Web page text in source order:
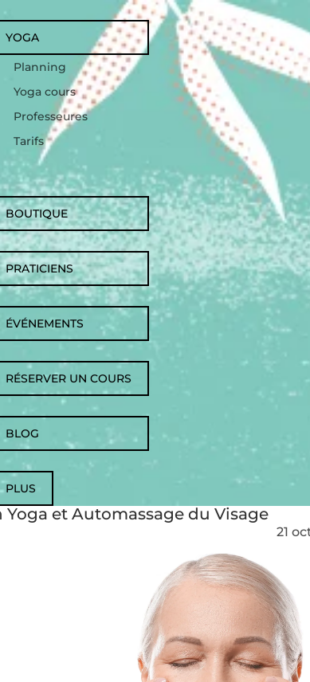
YOGA
Planning
Yoga cours
Professeures
Tarifs
BOUTIQUE
PRATICIENS
ÉVÉNEMENTS
RÉSERVER UN COURS
BLOG
PLUS
Yoga et Automassage du Visage
21